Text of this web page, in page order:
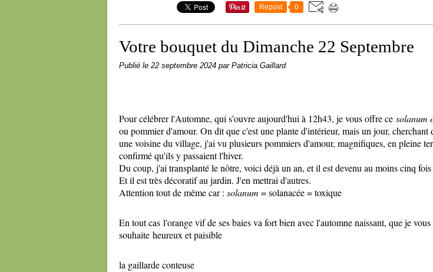
Repost 0
Votre bouquet du Dimanche 22 Septembre
Publié le 22 septembre 2024 par Patricia Gaillard
Pour célébrer l'Automne, qui s'ouvre aujourd'hui à 12h43, je vous offre ce solanum
ou pommier d'amour. On dit que c'est une plante d'intérieur, mais un jour, cherchant
une voisine du village, j'ai vu plusieurs pommiers d'amour, magnifiques, en pleine
confirmé qu'ils y passaient l'hiver.
Du coup, j'ai transplanté le nôtre, voici déjà un an, et il est devenu au moins cinq
Et il est très décoratif au jardin. J'en mettrai d'autres.
Attention tout de même car : solanum = solanacée = toxique
En tout cas l'orange vif de ses baies va fort bien avec l'automne naissant, que je vous
souhaite heureux et paisible
la gaillarde conteuse